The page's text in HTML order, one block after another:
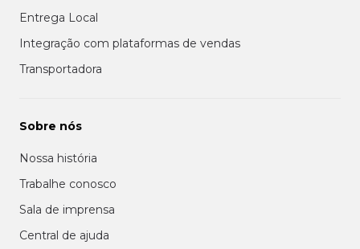
Entrega Local
Integração com plataformas de vendas
Transportadora
Sobre nós
Nossa história
Trabalhe conosco
Sala de imprensa
Central de ajuda